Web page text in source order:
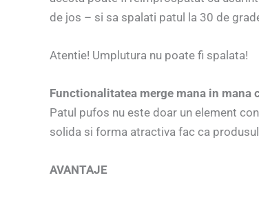
de jos – si sa spalati patul la 30 de
Atentie! Umplutura nu poate fi spalata!
Functionalitatea merge mana in mana
Patul pufos nu este doar un element
solida si forma atractiva fac ca
AVANTAJE